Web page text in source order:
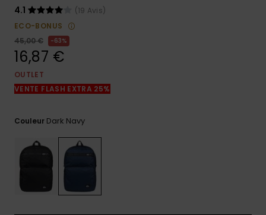
conversation
fréquentes et
notre
Consulter
LISTE DE
SOUHAITS
4.1
(19 Avis)
ECO-BONUS
45,00 €
63%
16,87 €
OUTLET
VENTE FLASH EXTRA 25%
Couleur Dark Navy